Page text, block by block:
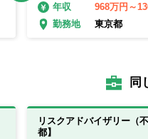
年収
968万円～
勤務地
東京都
同
リスクアドバイザリー（
都】